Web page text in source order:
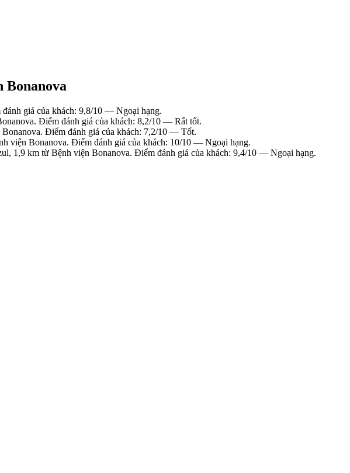
Bonanova
giá của khách: 9,8/10 — Ngoại hạng.
Điểm đánh giá của khách: 8,2/10 — Rất tốt.
Điểm đánh giá của khách: 7,2/10 — Tốt.
viện Bonanova. Điểm đánh giá của khách: 10/10 — Ngoại hạng.
1,9 km từ Bệnh viện Bonanova. Điểm đánh giá của khách: 9,4/10 — Ngoại hạng.